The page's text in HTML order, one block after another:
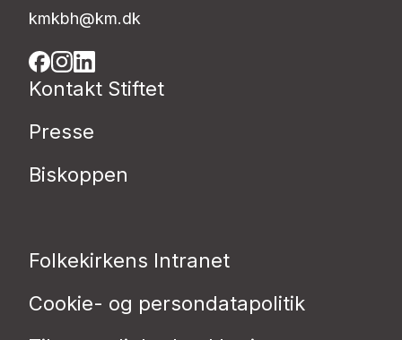
kmkbh@km.dk
Kontakt Stiftet
Presse
Biskoppen
Folkekirkens Intranet
Cookie- og persondatapolitik